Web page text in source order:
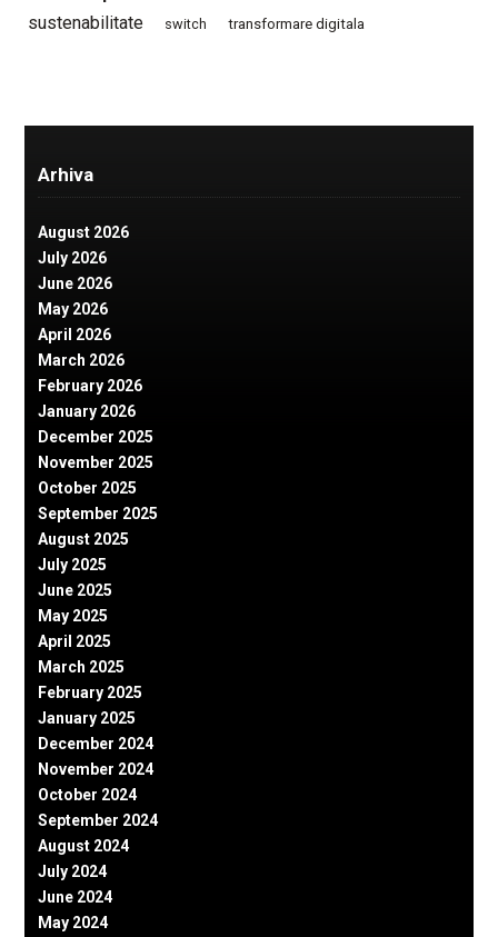
sustenabilitate switch transformare digitala
Arhiva
August 2026
July 2026
June 2026
May 2026
April 2026
March 2026
February 2026
January 2026
December 2025
November 2025
October 2025
September 2025
August 2025
July 2025
June 2025
May 2025
April 2025
March 2025
February 2025
January 2025
December 2024
November 2024
October 2024
September 2024
August 2024
July 2024
June 2024
May 2024